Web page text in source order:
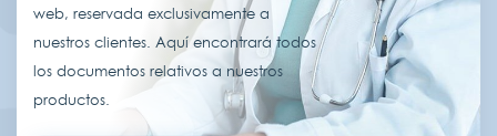
web, reservada exclusivamente a
nuestros clientes. Aquí encontrará todos
los documentos relativos a nuestros
productos.